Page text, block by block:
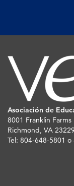
Asociación de
8001 Franklin
Richmond, VA
Tel: 804-648-5801